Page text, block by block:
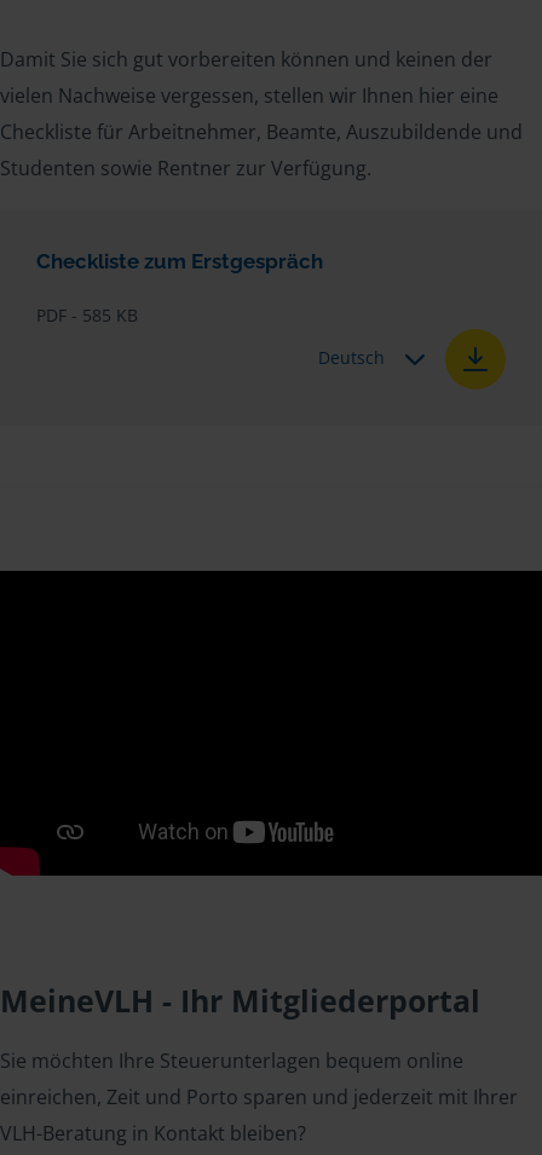
Damit Sie sich gut vorbereiten können und keinen der
vielen Nachweise vergessen, stellen wir Ihnen hier eine
Checkliste für Arbeitnehmer, Beamte, Auszubildende und
Studenten sowie Rentner zur Verfügung.
Checkliste zum Erstgespräch
PDF - 585 KB
Deutsch
MeineVLH - Ihr Mitgliederportal
Sie möchten Ihre Steuerunterlagen bequem online
einreichen, Zeit und Porto sparen und jederzeit mit Ihrer
VLH-Beratung in Kontakt bleiben?